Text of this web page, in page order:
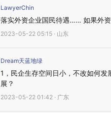
LawyerChin
落实外资企业国民待遇…… 如果外
2023-05-22 05:15 · 山东
Dream天蓝地绿
1，民企生存空间日小，不改如何
展？
2023-05-22 01:42 · 广东